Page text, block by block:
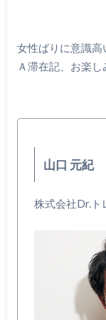
女性ばりに意識高
Ａ滞在記、お楽し
山口 元紀
株式会社Dr.